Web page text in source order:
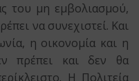
του μη εμβολιασμού,
να συνεχιστεί. Και
η οικονομία και η
πρέπει και δεν θα
Η Πολιτεία